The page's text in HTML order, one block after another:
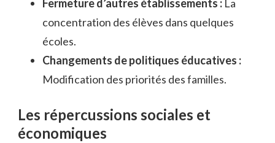
Fermeture d’autres établissements : La
concentration des élèves dans quelques
écoles.
Changements de politiques éducatives :
Modification des priorités des familles.
Les répercussions sociales et
économiques